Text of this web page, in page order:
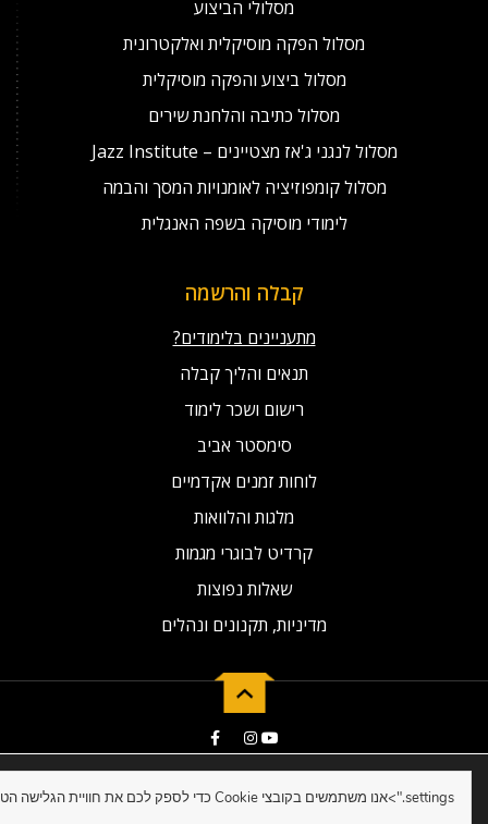
מסלולי הביצוע
מסלול הפקה מוסיקלית ואלקטרונית
מסלול ביצוע והפקה מוסיקלית
מסלול כתיבה והלחנת שירים
מסלול לנגני ג'אז מצטיינים – Jazz Institute
מסלול קומפוזיציה לאומנויות המסך והבמה
לימודי מוסיקה בשפה האנגלית
קבלה והרשמה
מתעניינים בלימודים?
תנאים והליך קבלה
רישום ושכר לימוד
סימסטר אביב
לוחות זמנים אקדמיים
מלגות והלוואות
קרדיט לבוגרי מגמות
שאלות נפוצות
מדיניות, תקנונים ונהלים
2019 © Developed by NG Universal
settings.">